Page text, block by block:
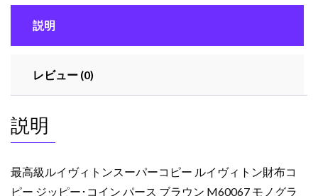
ー
コ
ー
ル
ヴ
説明
レビュー (0)
説明
最高級ルイヴィトンスーパーコピー ルイヴィトン財布コ
ピー ジッピー･コイン パース ブラウン M60067 モノグラ